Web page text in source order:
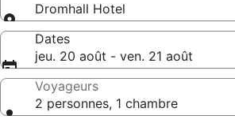
Dromhall Hotel
Dates
jeu. 20 août - ven. 21 août
Voyageurs
2 personnes, 1 chambre